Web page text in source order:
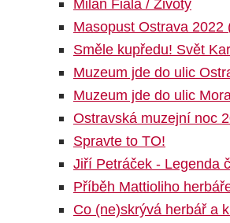
Milan Fiala / Životy
Masopust Ostrava 2022
Směle kupředu! Svět
Muzeum jde do ulic
Muzeum jde do ulic
Ostravská muzejní noc
Spravte to TO!
Jiří Petráček - Legenda
Příběh Mattioliho
Co (ne)skrývá herbář a